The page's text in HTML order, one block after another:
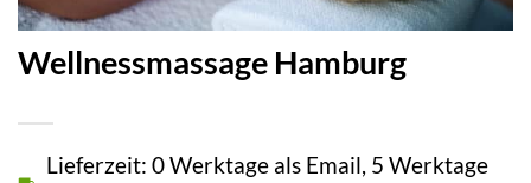
Wellnessmassage Hamburg
Lieferzeit: 0 Werktage als Email, 5 Werktage